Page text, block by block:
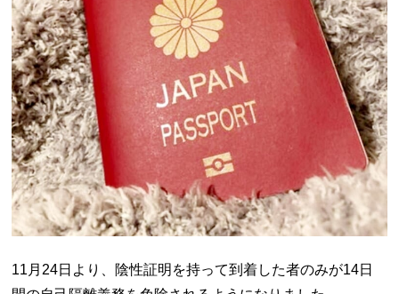
11月24日より、陰性証明を持って到着した者のみが14日